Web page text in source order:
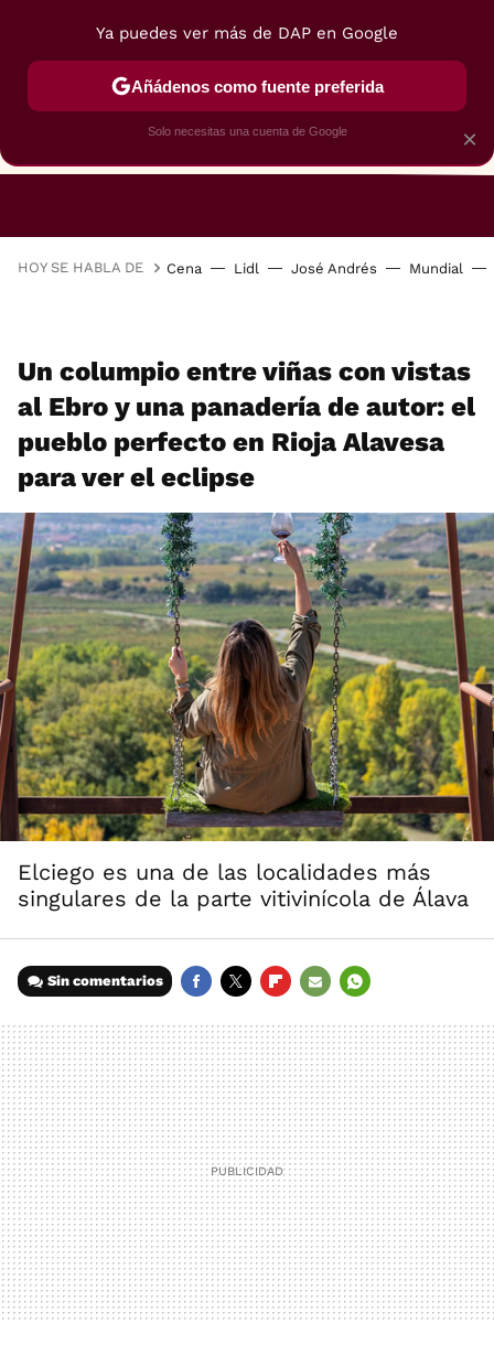
RESTAURANTES GASTROGUÍA
HOY SE HABLA DE Cena Lidl José Andrés Mundial
Un columpio entre viñas con vistas
al Ebro y una panadería de autor: el
pueblo perfecto en Rioja Alavesa
para ver el eclipse
Elciego es una de las localidades más
singulares de la parte vitivinícola de Álava
Sin comentarios
MAIL
×
Ya puedes ver más de DAP en Google
Añádenos como fuente preferida
Solo necesitas una cuenta de Google